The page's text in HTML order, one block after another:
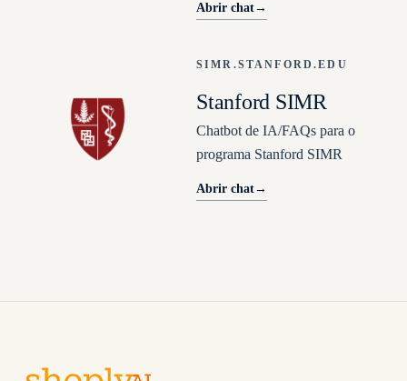
Abrir chat→
SIMR.STANFORD.EDU
Stanford SIMR
Chatbot de IA/FAQs para o
programa Stanford SIMR
Abrir chat→